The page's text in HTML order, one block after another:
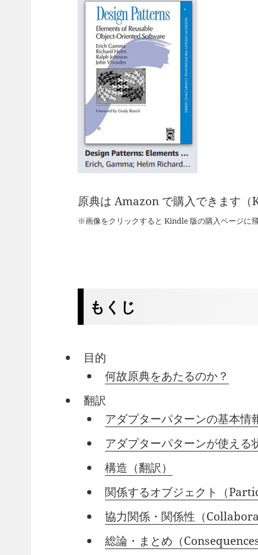
原典は Amazon で購入できます（
※画像をクリックすると Kindle 版の購入ページに
もくじ
目的
何故原典をあたるのか？
翻訳
アダプターパターンの基本情
アダプターパターンが使える
構造（翻訳）
関係するオブジェクト（
協力関係・関係性（
総論・まとめ（